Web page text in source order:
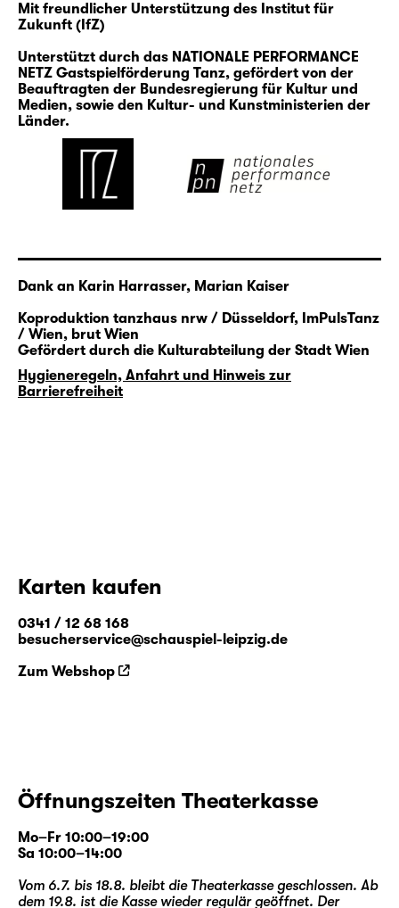
und medizinischen Assoziationsketten.
Doris Uhlich, die eine intensive
Arbeitsbeziehung mit der Residenz des
Schauspiel Leipzig verbindet, brachte „TANK“
2019 im Tanzhaus NRW in Düsseldorf zur
Premiere und entwickelt gemeinsam mit
Boris Kopeinig eine ortsspezifische Version für
das Naturhistorische Museum in Wien.
legendären Räume des Leipziger Clubs
Institut für Zukunft (IfZ).
Infos zur urbanen Langzeitbespielung:
„Pay attention!“
Mit freundlicher Unterstützung des Institut für
Zukunft (IfZ)
Unterstützt durch das NATIONALE PERFORMANCE
NETZ Gastspielförderung Tanz, gefördert von der
Beauftragten der Bundesregierung für Kultur und
Medien, sowie den Kultur- und Kunstministerien der
Länder.
Dank an Karin Harrasser, Marian Kaiser
Koproduktion tanzhaus nrw / Düsseldorf, ImPulsTanz
/ Wien, brut Wien
Gefördert durch die Kulturabteilung der Stadt Wien
Hygieneregeln, Anfahrt und Hinweis zur
Barrierefreiheit
Karten kaufen
0341 / 12 68 168
besucherservice@schauspiel-leipzig.de
Zum Webshop
Öffnungszeiten Theaterkasse
Mo–Fr 10:00–19:00
Sa 10:00–14:00
Vom 6.7. bis 18.8. bleibt die Theaterkasse geschlossen. Ab
dem 19.8. ist die Kasse wieder regulär geöffnet. Der